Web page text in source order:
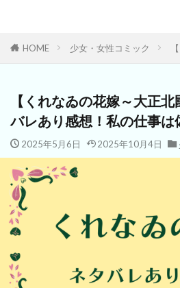
HOME 少女・女性コミック
【くれなゐの花嫁～大正
バレあり感想！私の仕事は
2025年5月6日 2025年10月4日